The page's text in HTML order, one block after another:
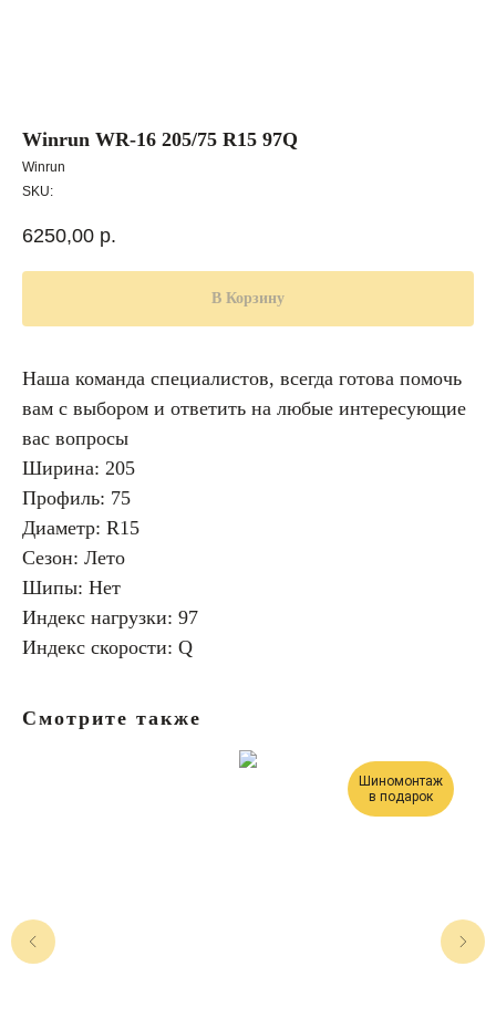
Winrun WR-16 205/75 R15 97Q
Winrun
SKU:
6250,00 р.
В Корзину
Наша команда специалистов, всегда готова помочь
вам с выбором и ответить на любые интересующие
вас вопросы
Ширина: 205
Профиль: 75
Диаметр: R15
Сезон: Лето
Шипы: Нет
Индекс нагрузки: 97
Индекс скорости: Q
Смотрите также
Шиномонтаж
в подарок